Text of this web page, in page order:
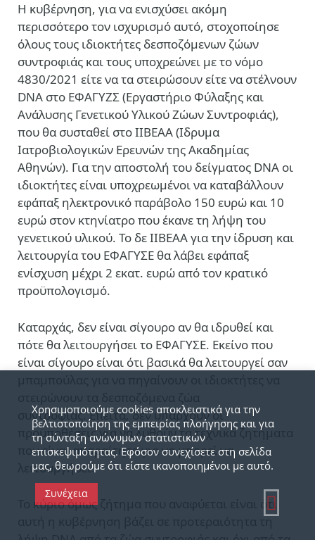
Η κυβέρνηση, για να ενισχύσει ακόμη
περισσότερο τον ισχυρισμό αυτό, στοχοποίησε
όλους τους ιδιοκτήτες δεσποζόμενων ζώων
συντροφιάς και τους υποχρεώνει με το νόμο
4830/2021 είτε να τα στειρώσουν είτε να στέλνουν
DNA στο ΕΦΑΓΥΖΣ (Εργαστήριο Φύλαξης και
Ανάλυσης Γενετικού Υλικού Ζώων Συντροφιάς),
που θα συσταθεί στο ΙΙΒΕΑΑ (Ιδρυμα
Ιατροβιολογικών Ερευνών της Ακαδημίας
Αθηνών). Για την αποστολή του δείγματος DNA οι
ιδιοκτήτες είναι υποχρεωμένοι να καταβάλλουν
εφάπαξ ηλεκτρονικό παράβολο 150 ευρώ και 10
ευρώ στον κτηνίατρο που έκανε τη λήψη του
γενετικού υλικού. Το δε ΙΙΒΕΑΑ για την ίδρυση και
λειτουργία του ΕΦΑΓΥΣΕ θα λάβει εφάπαξ
ενίσχυση μέχρι 2 εκατ. ευρώ από τον κρατικό
προϋπολογισμό.
Καταρχάς, δεν είναι σίγουρο αν θα ιδρυθεί και
πότε θα λειτουργήσει το ΕΦΑΓΥΣΕ. Εκείνο που
είναι σίγουρο είναι ότι βασικά θα λειτουργεί σαν
συντροφιάς. Επειτα, δεν υπάρχουν οι
προϋποθέσεις για να λυθούν τα τεχνικά ζητήματα
που είναι απαραίτητα για να μπορεί να
λειτουργήσει.
Το κύριο όμως ζήτημα που αναφύεται είναι ότι
αυτή η κυβέρνηση βάζει σε προτεραιότητα τη
Χρησιμοποιούμε cookies αποκλειστικά για την
βελτιστοποίηση της εμπειρίας πλοήγησης και για
τη σύνταξη ανώνυμων στατιστικών
επισκεψιμότητας. Εφόσον συνεχίσετε στη σελίδα
μας, θεωρούμε ότι είστε ικανοποιημένοι με αυτό.
Συνέχεια